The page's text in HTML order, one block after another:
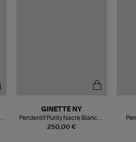
250,00 €
GINETTE NY
Pendentif Purity Nacre Blanche
Or Rose